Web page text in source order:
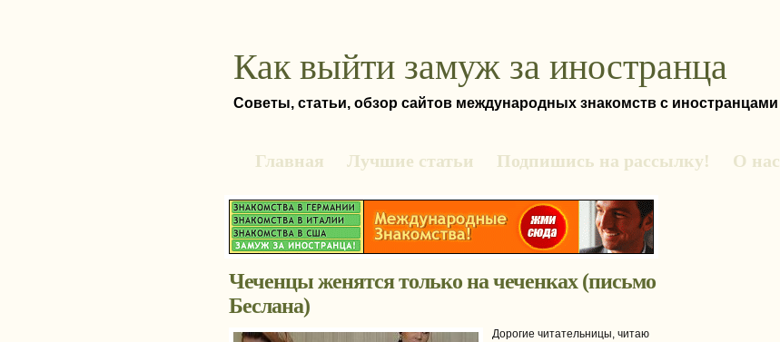
Как выйти замуж за иностранца
Советы, статьи, обзор сайтов международных знакомств с иностранцами
Главная Лучшие статьи Подпишись на рассылку! О нас
Чеченцы женятся только на чеченках (письмо
Беслана)
Дорогие читательницы, читаю